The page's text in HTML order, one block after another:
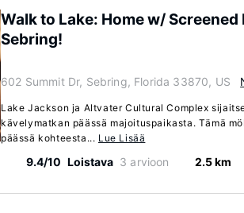
Walk to Lake: Home w/ Screened
Sebring!
602 Summit Dr, Sebring, Florida 33870, US
Lake Jackson ja Altvater Cultural Complex
kävelymatkan päässä majoituspaikasta. Tämä
päässä kohteesta... Lue Lisää
9.4/10 Loistava 3 arvioon 2.5 km